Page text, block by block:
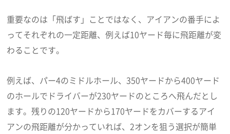
重要なのは「飛ばす」ことではなく、アイアンの番手によ
ってそれぞれの一定距離、例えば10ヤード毎に飛距離が変
わることです。
例えば、パー4のミドルホール、350ヤードから400ヤード
のホールでドライバーが230ヤードのところへ飛んだとし
ます。残りの120ヤードから170ヤードをカバーするアイ
アンの飛距離が分かっていれば、2オンを狙う選択が簡単